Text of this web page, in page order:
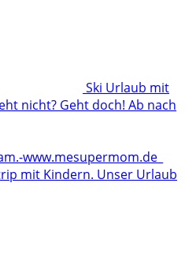
Ski Urlaub mit
nicht? Geht doch! Ab nach
mit Kindern. Unser Urlaub